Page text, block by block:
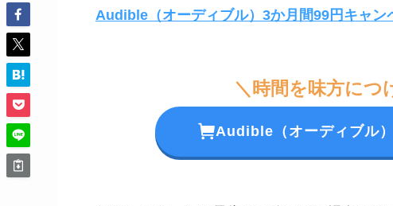
Audible（オーディブル）3か月間99円キャン
＼時間を味方につ
Audible（オーディブル